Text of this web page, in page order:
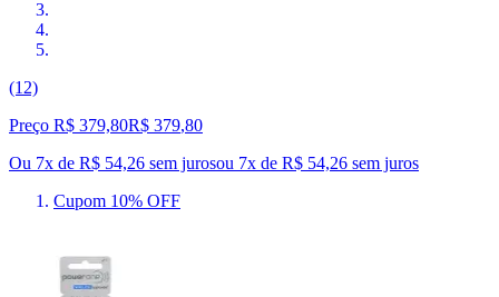
(12)
Preço R$ 379,80R$ 379,80
Ou 7x de R$ 54,26 sem jurosou 7x de R$ 54,26 sem juros
Cupom 10% OFF